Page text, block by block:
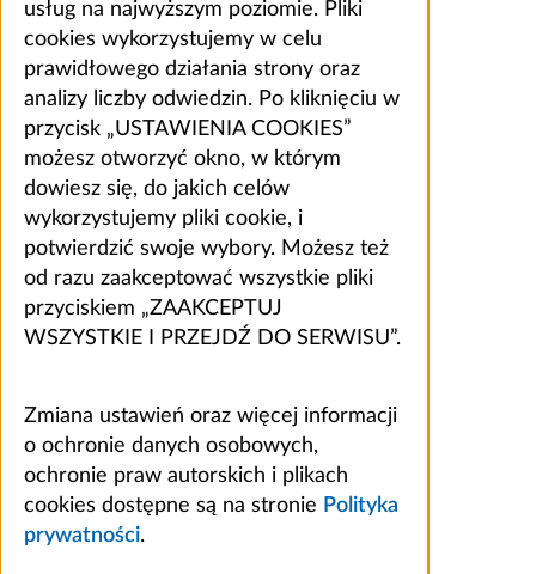
usług na najwyższym poziomie. Pliki
cookies wykorzystujemy w celu
prawidłowego działania strony oraz
analizy liczby odwiedzin. Po kliknięciu w
przycisk „USTAWIENIA COOKIES”
możesz otworzyć okno, w którym
dowiesz się, do jakich celów
wykorzystujemy pliki cookie, i
potwierdzić swoje wybory. Możesz też
od razu zaakceptować wszystkie pliki
przyciskiem „ZAAKCEPTUJ
WSZYSTKIE I PRZEJDŹ DO SERWISU”.
Zmiana ustawień oraz więcej informacji
o ochronie danych osobowych,
ochronie praw autorskich i plikach
cookies dostępne są na stronie Polityka
prywatności.